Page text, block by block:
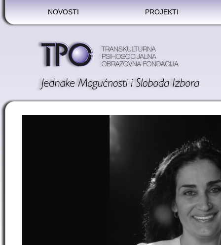
NOVOSTI PROJEKTI